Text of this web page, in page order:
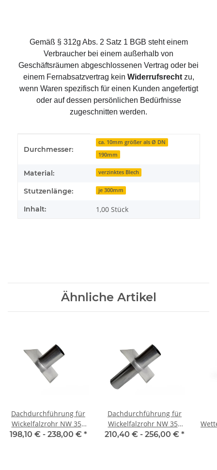
Gemäß § 312g Abs. 2 Satz 1 BGB steht einem
Verbraucher bei einem außerhalb von
Geschäftsräumen abgeschlossenen Vertrag oder bei
einem Fernabsatzvertrag kein Widerrufsrecht zu,
wenn Waren spezifisch für einen Kunden angefertigt
oder auf dessen persönlichen Bedürfnisse
zugeschnitten werden.
Durchmesser:
ca. 10mm größer als Ø DN
190mm
Material: verzinktes Blech
Stutzenlänge: je 300mm
Inhalt: 1,00 Stück
Ähnliche Artikel
Dachdurchführung für
Wickelfalzrohr NW 355
mm 0°-45° einseitig
198,10 € - 238,00 € *
Dachdurchführung für
Wickelfalzrohr NW 355
mm 0° - 45° zweiseitig
210,40 € - 256,00 € *